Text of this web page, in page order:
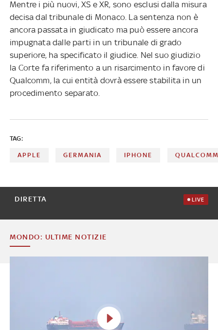
Mentre i più nuovi, XS e XR, sono esclusi dalla misura
decisa dal tribunale di Monaco. La sentenza non è
ancora passata in giudicato ma può essere ancora
impugnata dalle parti in un tribunale di grado
superiore, ha specificato il giudice. Nel suo giudizio
la Corte fa riferimento a un risarcimento in favore di
Qualcomm, la cui entità dovrà essere stabilita in un
procedimento separato.
TAG:
APPLE GERMANIA IPHONE
DIRETTA LIVE
MONDO: ULTIME NOTIZIE